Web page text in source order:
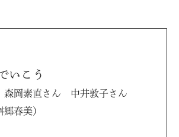
いこう
岡素直さん 中井敦子さん
春美）